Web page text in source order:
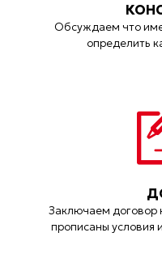
Обсуждаем что
определить
Заключаем договор
прописаны условия